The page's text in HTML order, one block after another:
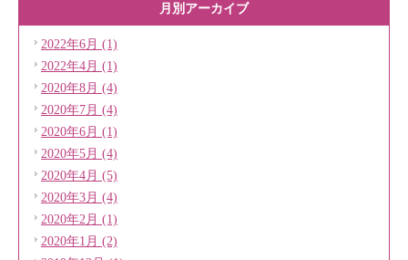
月別アーカイブ
2022年6月 (1)
2022年4月 (1)
2020年8月 (4)
2020年7月 (4)
2020年6月 (1)
2020年5月 (4)
2020年4月 (5)
2020年3月 (4)
2020年2月 (1)
2020年1月 (2)